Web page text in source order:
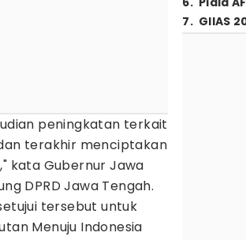
peningkatan terkait
terakhir menciptakan
kata Gubernur Jawa
DPRD Jawa Tengah.
tersebut untuk
Menuju Indonesia
7. GIIAS